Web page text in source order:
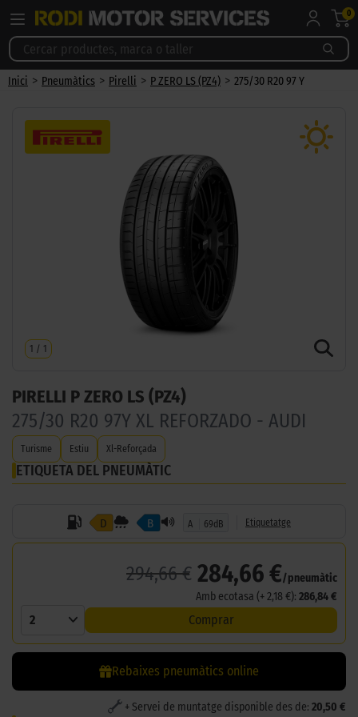
0
Inici > Pneumàtics > Pirelli > P ZERO LS (PZ4) > 275/30 R20 97 Y
1 / 1
PIRELLI P ZERO LS (PZ4)
275/30 R20 97Y XL REFORZADO - AUDI
Turisme Estiu Xl-Reforçada
ETIQUETA DEL PNEUMÀTIC
D B A 69dB Etiquetatge
294,66 € 284,66 €/pneumàtic
Amb ecotasa (+ 2,18 €): 286,84 €
2 Comprar
Rebaixes pneumàtics online
+ Servei de muntatge disponible des de: 20,50 €